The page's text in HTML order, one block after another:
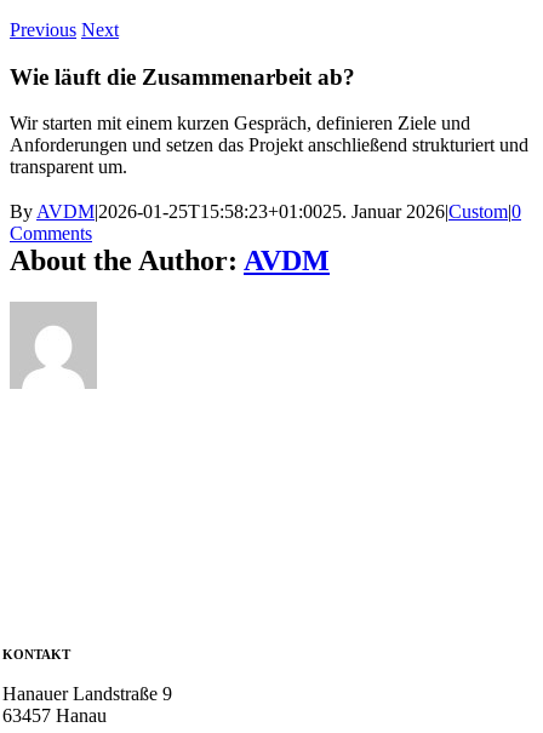
Previous Next
Wie läuft die Zusammenarbeit ab?
Wir starten mit einem kurzen Gespräch, definieren Ziele und
Anforderungen und setzen das Projekt anschließend strukturiert und
transparent um.
By AVDM|2026-01-25T15:58:23+01:0025. Januar 2026|Custom|0
Comments
About the Author: AVDM
KONTAKT
Hanauer Landstraße 9
63457 Hanau